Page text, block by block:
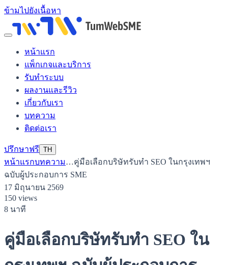
ข้ามไปยังเนื้อหา
หน้าแรก
แพ็กเกจและบริการ
รับทำระบบ
ผลงานและรีวิว
เกี่ยวกับเรา
บทความ
ติดต่อเรา
ปรึกษาฟรี TH
หน้าแรกบทความ…คู่มือเลือกบริษัทรับทำ SEO ในกรุงเทพฯ
ฉบับผู้ประกอบการ SME
17 มิถุนายน 2569
150 views
8 นาที
คู่มือเลือกบริษัทรับทำ SEO ใน